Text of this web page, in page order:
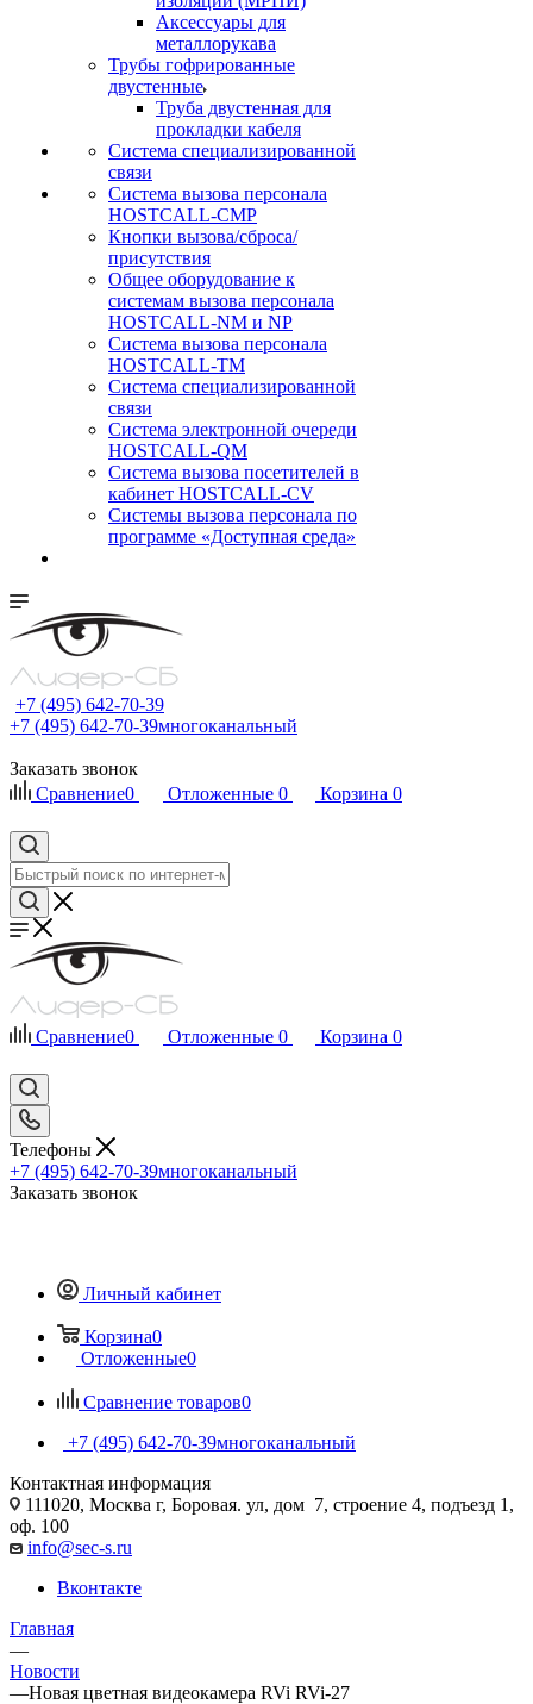
Аксессуары для
металлорукава
Трубы гофрированные
двустенные
Труба двустенная для
прокладки кабеля
Система специализированной
связи
Cистема вызова персонала
HOSTCALL-CMP
Кнопки вызова/сброса/
присутствия
Общее оборудование к
системам вызова персонала
HOSTCALL-NM и NP
Система вызова персонала
HOSTCALL-TM
Система специализированной
связи
Система электронной очереди
HOSTCALL-QM
Cистема вызова посетителей в
кабинет HOSTCALL-CV
Системы вызова персонала по
программе «Доступная среда»
+7 (495) 642-70-39
+7 (495) 642-70-39многоканальный
Заказать звонок
Сравнение0 Отложенные 0 Корзина 0
Сравнение0 Отложенные 0 Корзина 0
Телефоны
+7 (495) 642-70-39многоканальный
Заказать звонок
Личный кабинет
Корзина0
Отложенные0
Сравнение товаров0
+7 (495) 642-70-39многоканальный
Контактная информация
111020, Москва г, Боровая. ул, дом 7, строение 4, подъезд 1,
оф. 100
info@sec-s.ru
Вконтакте
Главная
—
Новости
—Новая цветная видеокамера RVi RVi-27